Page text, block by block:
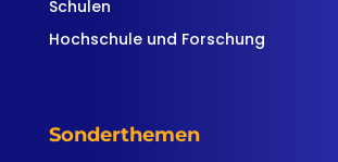
Schulen
Hochschule und Forschung
Sonderthemen